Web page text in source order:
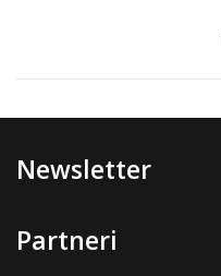
Newsletter
Partneri